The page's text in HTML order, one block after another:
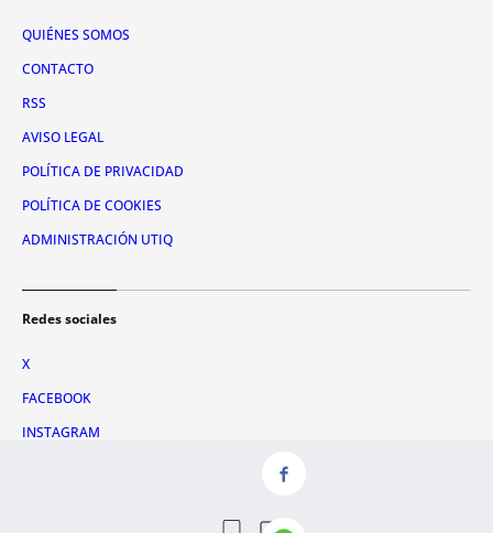
QUIÉNES SOMOS
CONTACTO
RSS
AVISO LEGAL
POLÍTICA DE PRIVACIDAD
POLÍTICA DE COOKIES
ADMINISTRACIÓN UTIQ
Redes sociales
X
FACEBOOK
INSTAGRAM